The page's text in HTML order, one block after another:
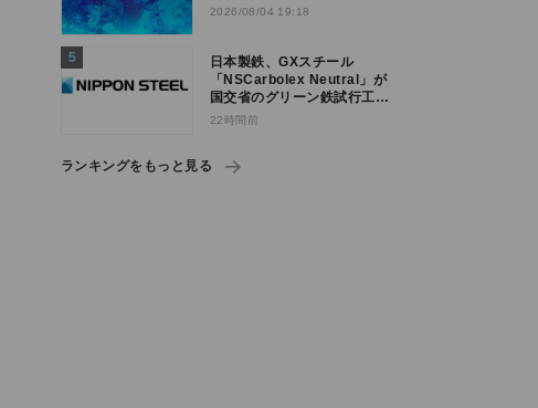
2026/08/04 19:18
日本製鉄、GXスチール
「NSCarbolex Neutral」が
国交省のグリーン鉄試行工事
に採用
22時間前
ランキングをもっと見る